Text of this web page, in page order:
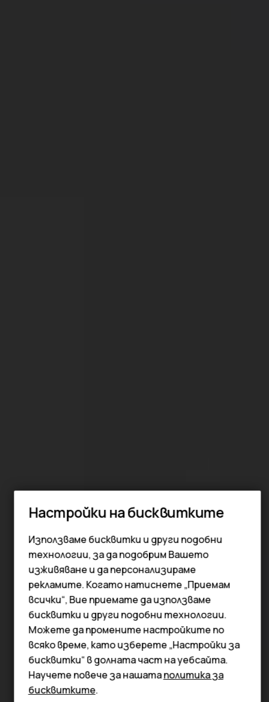
Смартфони
Мобилни телефони
Аксесоари
Таблети
Настройки на бисквитките
Използваме бисквитки и други подобни
технологии, за да подобрим Вашето
изживяване и да персонализираме
рекламите. Когато натиснете „Приемам
всички“, Вие приемате да използваме
бисквитки и други подобни технологии.
Можете да промените настройките по
всяко време, като изберете „Настройки за
бисквитки“ в долната част на уебсайта.
Научете повече за нашатаполитика за
бисквитките.